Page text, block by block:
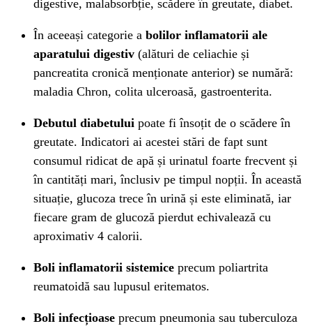
digestive, malabsorbție, scădere în greutate, diabet.
În aceeași categorie a bolilor inflamatorii ale
aparatului digestiv (alături de celiachie și
pancreatita cronică menționate anterior) se numără:
maladia Chron, colita ulceroasă, gastroenterita.
Debutul diabetului poate fi însoțit de o scădere în
greutate. Indicatori ai acestei stări de fapt sunt
consumul ridicat de apă și urinatul foarte frecvent și
în cantități mari, înclusiv pe timpul nopții. În această
situație, glucoza trece în urină și este eliminată, iar
fiecare gram de glucoză pierdut echivalează cu
aproximativ 4 calorii.
Boli inflamatorii sistemice precum poliartrita
reumatoidă sau lupusul eritematos.
Boli infecțioase precum pneumonia sau tuberculoza